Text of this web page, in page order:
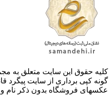
کليه حقوق اين سايت متعلق به
گونه کپی برداری از سایت پیگرد
عکسهای فروشگاه بدون ذکر نام